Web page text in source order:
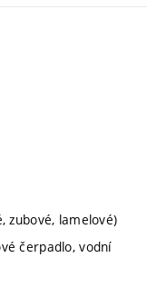
zubové, lamelové)
čerpadlo, vodní